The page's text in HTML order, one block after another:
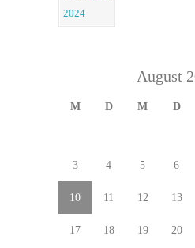
August
M D M D
3 4 5 6
10 11 12 13
17 18 19 20